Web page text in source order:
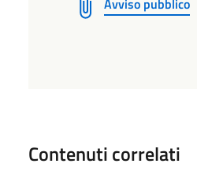
Contenuti correlati